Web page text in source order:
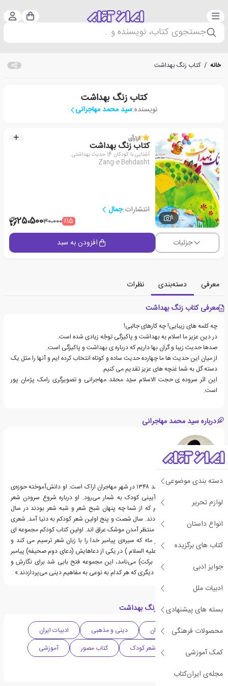
دسته‌بندی سبد
جستجوی کتاب، نویسنده و...
دسته بندی موضوعی
لوازم تحریر
انواع داستان
کتاب های برگزیده
جوایز ادبی
ادبیات ملل
بسته های پیشنهادی
محصولات فرهنگی
کمک آموزشی
مجله‌ی ایران‌کتاب
خانه / کتاب زنگ بهداشت
کتاب زنگ بهداشت
نویسنده:سید محمد مهاجرانی
1
4از1رأی
کتاب زنگ بهداشت
آشنایی با کودکان 14 حدیث بهداشتی
Zang-e Behdasht
انتشارات:جمال
٪1530،00025،500
جزئیات افزودن به سبد
معرفی دسته‌بندی
نظرات
معرفی کتاب زنگ بهداشت
چه کلمه های زیبایی! چه کارهای جالبی!
در دین عزیز ما اسلام به بهداشت و پاکیزگی توجّه زیادی شده است.
صدها حدیث زیبا و گران بها داریم که درباره ی بهداشت و پاکیزگی است.
از میان این حدیث ها ما چهارده حدیث ساده و کوتاه انتخاب کرده ایم و آنها را مثل یک
دسته گل به شما غنچه های عزیز تقدیم می کنیم.
این اثر سروده ی حجت الاسلام سیّد محمّد مهاجرانی و تصویرگری رامک پژمان پور
است.
درباره سید محمد مهاجرانی
سید محمد مهاجرانی متولد ۱۳۴۸ در شهر مهاجران اراک است. او دانش‌آموخته‌ حوزه‌ی
علمیه‌ی قم و از شاعران آیینی کودک به شمار می‌رود. او درباره شروع سرودن شعر
می‌گوید: «اولین شعرهایم که از شما چه پنهان شبح شعر و شبه شعر بودند در سال
شصت و سه خودنمایی کردند. سال شصت و پنج اولین شعر کودکم به دنیا آمد. شعری
برای کودکانی که هر لحظه منتظر آمدن موشک عراق اند. اولین کتاب کودکم مجموعه ای
است به نام « پیامبر عزیز ما» که سیره‌ی پیامبر خدا را با زبان شعر ترسیم می کند و
همان‌گونه که امام سجاد (علیه السلام ) در یکی از دعاهایش (دعای دوم صحیفه) پیامبر
خدا را مفتاح البرکه (کلید برکت) می‌نامد، این مجموعه فتح بابی شد برای نگارش و
سرودن آثار و مجموعه‌های دیگری که هر کدام به نوعی به مفاهیم دینی می‌پردازدند.»
دسته بندی های کتاب زنگ بهداشت
ادبیات کودک و نوجوان دینی و مذهبی
ادبیات ایران
کتاب کودک
شعر کودک کتاب مصور
آموزشی